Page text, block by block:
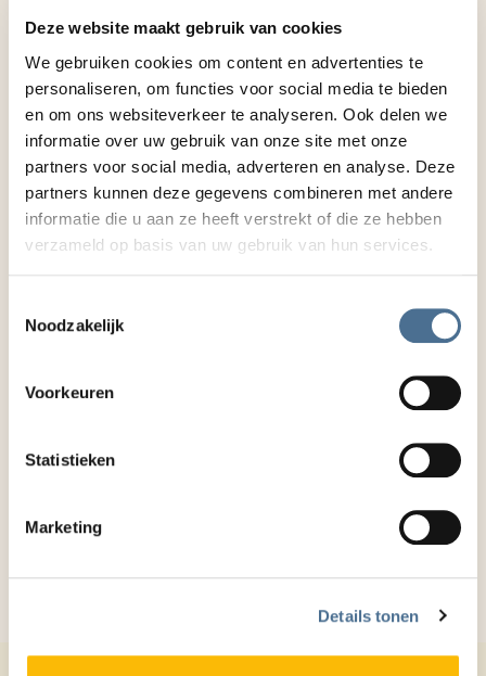
Deze website maakt gebruik van cookies
We gebruiken cookies om content en advertenties te
personaliseren, om functies voor social media te bieden
en om ons websiteverkeer te analyseren. Ook delen we
informatie over uw gebruik van onze site met onze
partners voor social media, adverteren en analyse. Deze
partners kunnen deze gegevens combineren met andere
informatie die u aan ze heeft verstrekt of die ze hebben
verzameld op basis van uw gebruik van hun services.
Noodzakelijk
Voorkeuren
Statistieken
Marketing
Details tonen
een lange tafel met allemaal vrolijke mensen, verse
over gepraat.
"Maar ben je
bereid om
"Nog maar een
er ging gebeuren
op een dag"